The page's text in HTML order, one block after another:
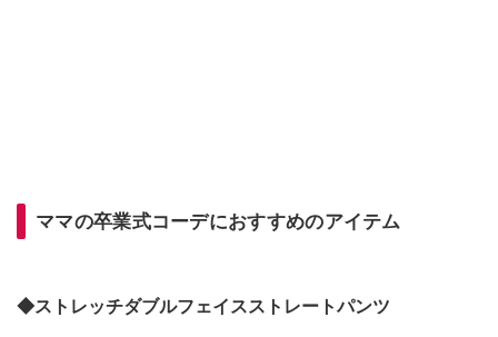
ママの卒業式コーデにおすすめのアイテム
◆ストレッチダブルフェイスストレートパンツ